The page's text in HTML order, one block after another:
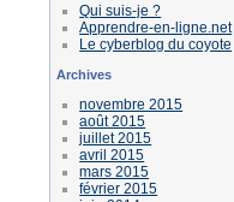
Qui suis-je ?
Apprendre-en-ligne.net
Le cyberblog du coyote
Archives
novembre 2015
août 2015
juillet 2015
avril 2015
mars 2015
février 2015